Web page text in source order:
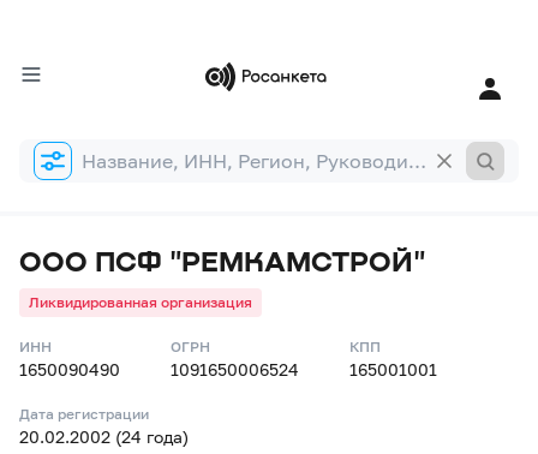
Форма
поиска
ООО ПСФ "РЕМКАМСТРОЙ"
Ликвидированная организация
ИНН
1650090490
ОГРН
1091650006524
КПП
165001001
Дата регистрации
20.02.2002 (24 года)